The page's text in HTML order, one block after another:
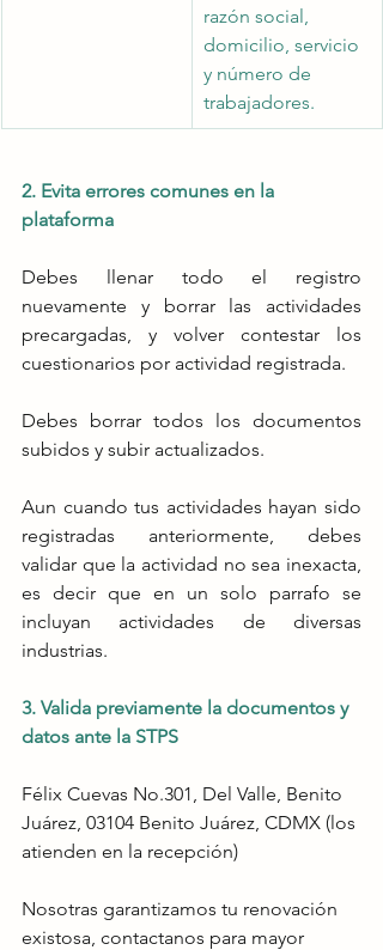
razón social,
domicilio, servicio
y número de
trabajadores.
2. Evita errores comunes en la
plataforma
Debes llenar todo el registro
nuevamente y borrar las actividades
precargadas, y volver contestar los
cuestionarios por actividad registrada.
Debes borrar todos los documentos
subidos y subir actualizados.
Aun cuando tus actividades hayan sido
registradas anteriormente, debes
validar que la actividad no sea inexacta,
es decir que en un solo parrafo se
incluyan actividades de diversas
industrias.
3. Valida previamente la documentos y
datos ante la STPS
Félix Cuevas No.301, Del Valle, Benito
Juárez, 03104 Benito Juárez, CDMX (los
atienden en la recepción)
Nosotras garantizamos tu renovación
existosa, contactanos para mayor